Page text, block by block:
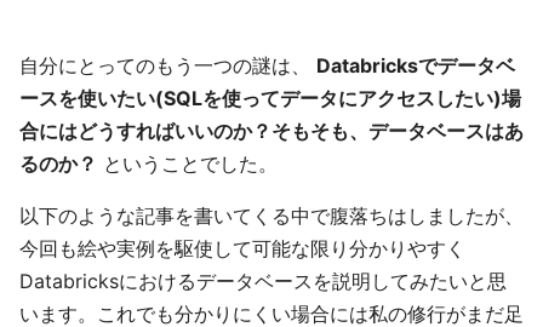
自分にとってのもう一つの謎は、 Databricksでデータベ
ースを使いたい(SQLを使ってデータにアクセスしたい)場
合にはどうすればいいのか？そもそも、データベースはあ
るのか？ ということでした。
以下のような記事を書いてくる中で腹落ちはしましたが、
今回も絵や実例を駆使して可能な限り分かりやすく
Databricksにおけるデータベースを説明してみたいと思
います。これでも分かりにくい場合には私の修行がまだ足